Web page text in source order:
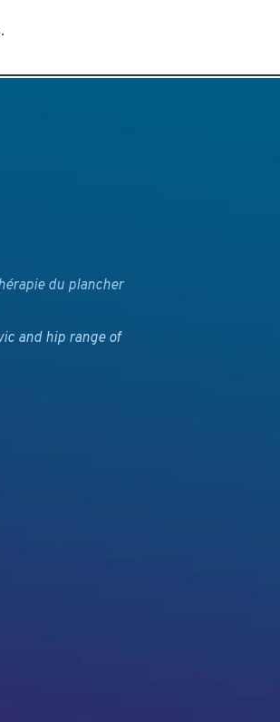
du plancher
and hip range of